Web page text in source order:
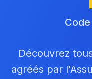
Découvrez
agréés par